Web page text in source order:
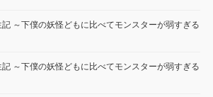
～下僕の妖怪どもに比べてモンスターが弱すぎる
～下僕の妖怪どもに比べてモンスターが弱すぎる